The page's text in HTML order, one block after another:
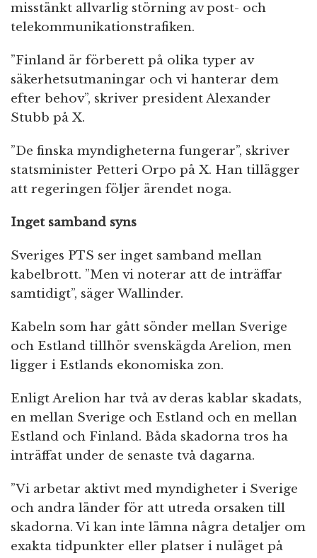
misstänkt allvarlig störning av post- och
telekommunikationstrafiken.
”Finland är förberett på olika typer av
säkerhetsutmaningar och vi hanterar dem
efter behov”, skriver president Alexander
Stubb på X.
”De finska myndigheterna fungerar”, skriver
statsminister Petteri Orpo på X. Han tillägger
att regeringen följer ärendet noga.
Inget samband syns
Sveriges PTS ser inget samband mellan
kabelbrott. ”Men vi noterar att de inträffar
samtidigt”, säger Wallinder.
Kabeln som har gått sönder mellan Sverige
och Estland tillhör svenskägda Arelion, men
ligger i Estlands ekonomiska zon.
Enligt Arelion har två av deras kablar skadats,
en mellan Sverige och Estland och en mellan
Estland och Finland. Båda skadorna tros ha
inträffat under de senaste två dagarna.
”Vi arbetar aktivt med myndigheter i Sverige
och andra länder för att utreda orsaken till
skadorna. Vi kan inte lämna några detaljer om
exakta tidpunkter eller platser i nuläget på